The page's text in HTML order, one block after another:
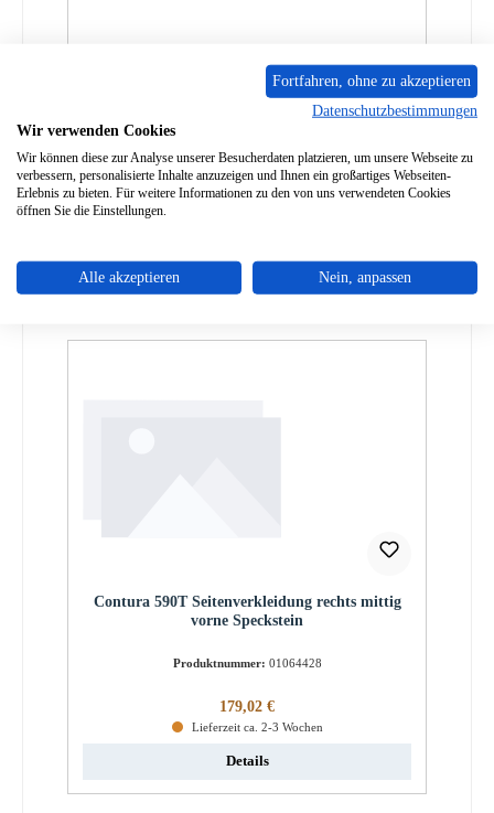
Contura 590T Aschekasten schwarz
Produktnummer:01041594
Contura 590T Seitenverkleidung rechts mittig
vorne Speckstein
Produktnummer: 01064428
Regulärer Preis:
179,02 €
Lieferzeit ca. 2-3 Wochen
Details
Fortfahren, ohne zu akzeptieren
Datenschutzbestimmungen
Wir verwenden Cookies
Wir können diese zur Analyse unserer Besucherdaten platzieren, um unsere Webseite zu
verbessern, personalisierte Inhalte anzuzeigen und Ihnen ein großartiges Webseiten-
Erlebnis zu bieten. Für weitere Informationen zu den von uns verwendeten Cookies
öffnen Sie die Einstellungen.
Alle akzeptieren Nein, anpassen